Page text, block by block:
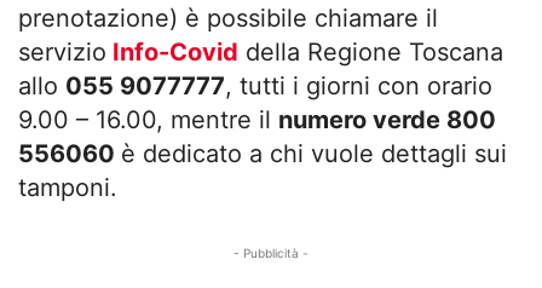
prenotazione) è possibile chiamare il
servizio Info-Covid della Regione Toscana
allo 055 9077777, tutti i giorni con orario
9.00 – 16.00, mentre il numero verde 800
556060 è dedicato a chi vuole dettagli sui
tamponi.
- Pubblicità -